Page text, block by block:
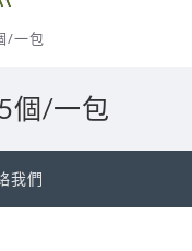
/一包
個/一包
我們